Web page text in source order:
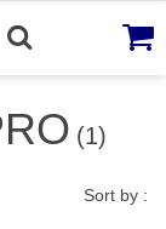
(1)
Sort by :